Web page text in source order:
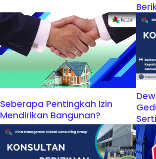
Seberapa Pentingkah Izin
Mendirikan Bangunan?